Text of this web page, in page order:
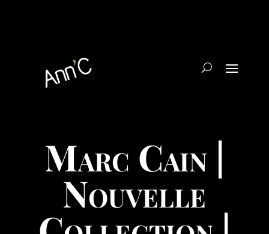
Marc Cain |
Nouvelle